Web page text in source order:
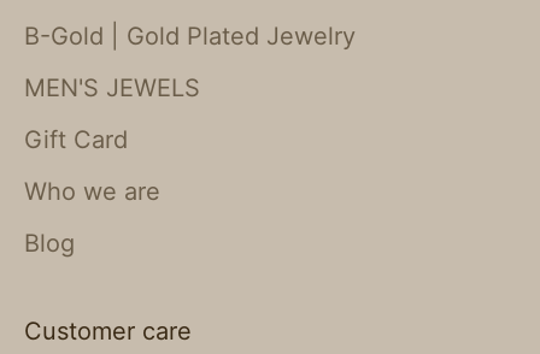
B-Gold | Gold Plated Jewelry
MEN'S JEWELS
Gift Card
Who we are
Blog
Customer care